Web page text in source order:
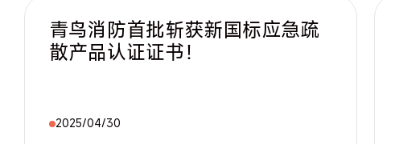
青鸟消防首批斩获新国标应急疏
散产品认证证书！
2025/04/30